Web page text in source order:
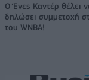
Ο Ένες Καντέρ θέλει
δηλώσει συμμετοχή
του WNBA!